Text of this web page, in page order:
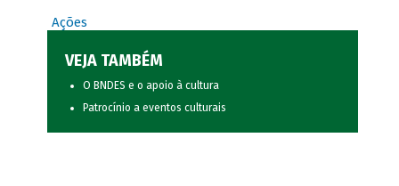
Ações
VEJA TAMBÉM
O BNDES e o apoio à cultura
Patrocínio a eventos culturais